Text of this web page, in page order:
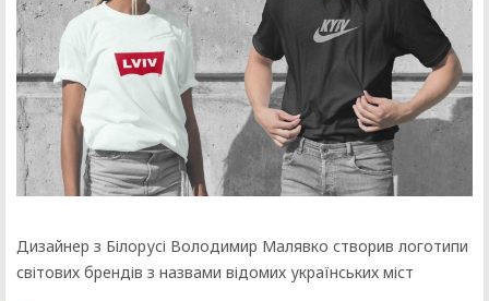
Дизайнер з Білорусі Володимир Малявко створив логотипи
світових брендів з назвами відомих українських міст